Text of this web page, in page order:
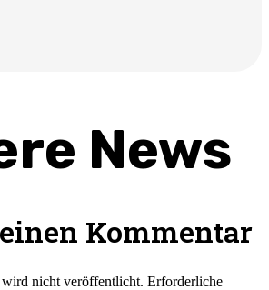
News
Kommentar
nicht veröffentlicht. Erforderliche